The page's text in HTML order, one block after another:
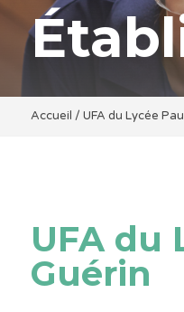
Accueil / UFA du Lycée
UFA du
Guérin